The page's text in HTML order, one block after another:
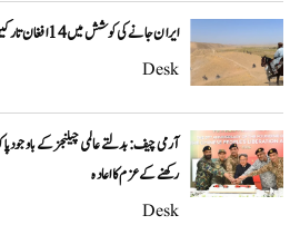
ایران جانے کی کوشش میں 14 افغان تارکینِ وطن صحرا میں دم توڑ گئے
Desk
آرمی چیف: بدلتے عالمی چیلنجز کے
رکھنے کے عزم کا اعادہ
Desk